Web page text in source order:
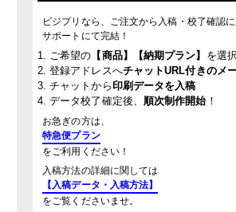
ビジプリなら、ご注文から入稿・校了確認
サポートにて完結！
1. ご希望の 【商品】【納期プラン】 を選
2. 登録アドレスへチャットURL付きのメ
3. チャットから 印刷データを入稿
4. データ校了確定後、 順次制作開始 ！
お急ぎの方は、
特急便プラン
をご利用ください！
入稿方法の詳細に関しては
【入稿データ・入稿方法】
をご覧くださいませ。